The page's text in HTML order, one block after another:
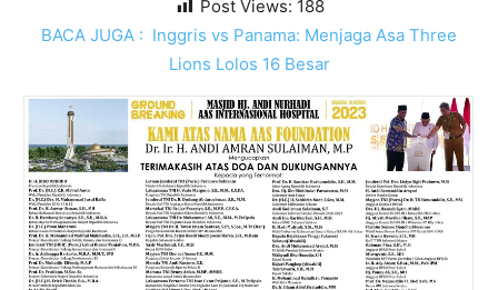
Post Views: 188
BACA JUGA : Inggris vs Panama: Menjaga Asa Three
Lions Lolos 16 Besar